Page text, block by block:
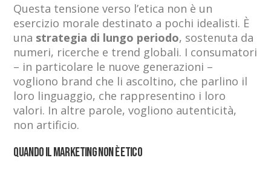
Questa tensione verso l’etica non è un
esercizio morale destinato a pochi idealisti. È
una strategia di lungo periodo, sostenuta da
numeri, ricerche e trend globali. I consumatori
– in particolare le nuove generazioni –
vogliono brand che li ascoltino, che parlino il
loro linguaggio, che rappresentino i loro
valori. In altre parole, vogliono autenticità,
non artificio.
Quando il marketing non è etico